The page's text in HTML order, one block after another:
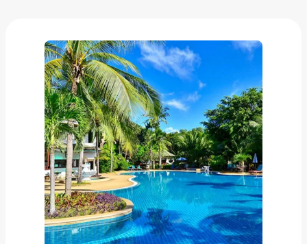
Тайланд, Самуи. First Bungalow Beach Resort 3*
от3 829 ₽
Добавить в вишлист